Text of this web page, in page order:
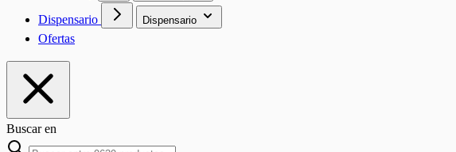
Dispensario Dispensario
Ofertas
Buscar en